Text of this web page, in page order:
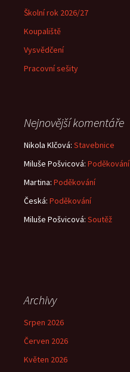
Školní rok 2026/27
Koupaliště
Vysvědčení
Pracovní sešity
Nejnovější komentáře
Nikola Klčová: Stavebnice
Miluše Pošvicová: Poděkování
Martina: Poděkování
Česká: Poděkování
Miluše Pošvicová: Soutěž
Archivy
Srpen 2026
Červen 2026
Květen 2026